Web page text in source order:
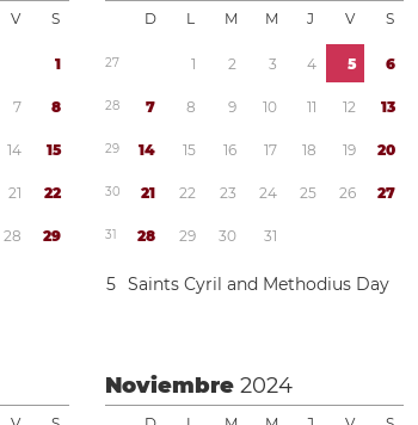
V S
1
7 8
14 15
21 22
28 29
D L M M J V S
27 1 2 3 4 5 6
28 7 8 9 10 11 12 13
29 14 15 16 17 18 19 20
30 21 22 23 24 25 26 27
31 28 29 30 31
5 Saints Cyril and Methodius Day
Noviembre2024